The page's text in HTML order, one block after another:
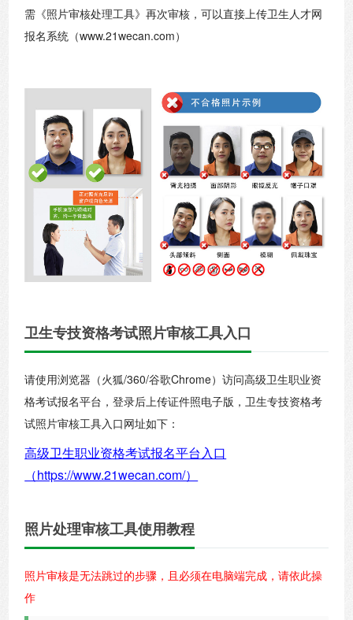
需《照片审核处理工具》再次审核，可以直接上传卫生人才网
报名系统（www.21wecan.com）
卫生专技资格考试照片审核工具入口
请使用浏览器（火狐/360/谷歌Chrome）访问高级卫生职业资
格考试报名平台，登录后上传证件照电子版，卫生专技资格考
试照片审核工具入口网址如下：
高级卫生职业资格考试报名平台入口
（https://www.21wecan.com/）
照片处理审核工具使用教程
照片审核是无法跳过的步骤，且必须在电脑端完成，请依此操
作